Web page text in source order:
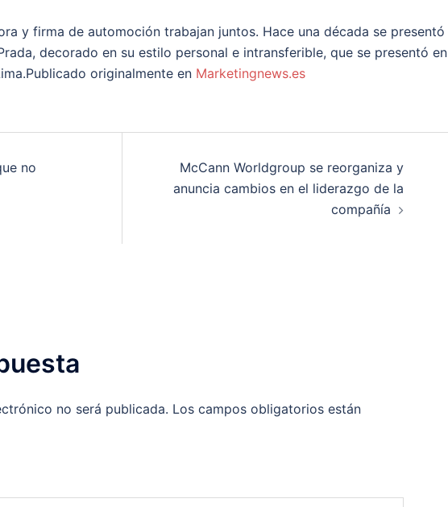
y firma de automoción trabajan juntos. Hace una década se presentó
decorado en su estilo personal e intransferible, que se presentó en
originalmente en Marketingnews.es
no
McCann Worldgroup se reorganiza y
anuncia cambios en el liderazgo de la
compañía
no será publicada. Los campos obligatorios están